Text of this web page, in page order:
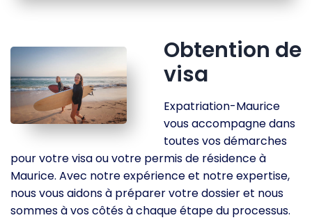
Obtention de
visa
Expatriation-Maurice
vous accompagne dans
toutes vos démarches
pour votre visa ou votre permis de résidence à
Maurice. Avec notre expérience et notre expertise,
nous vous aidons à préparer votre dossier et nous
sommes à vos côtés à chaque étape du processus.